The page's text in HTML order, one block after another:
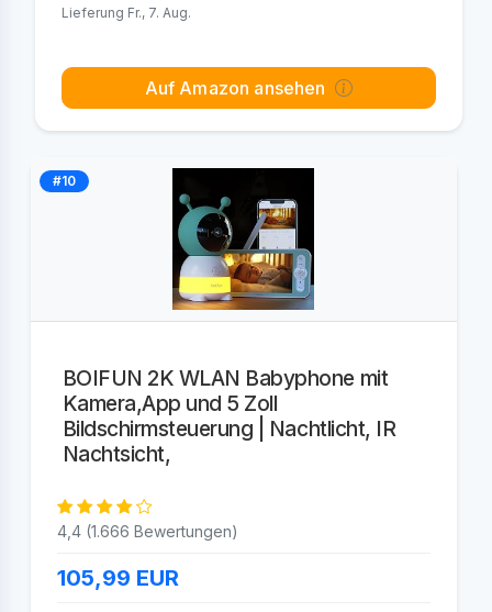
Lieferung Fr., 7. Aug.
Auf Amazon ansehen
#10
BOIFUN 2K WLAN Babyphone mit
Kamera,App und 5 Zoll
Bildschirmsteuerung | Nachtlicht, IR
Nachtsicht,
4,4 (1.666 Bewertungen)
105,99 EUR